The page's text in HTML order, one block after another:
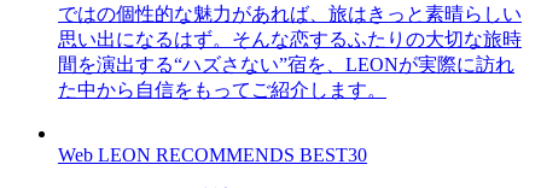
ではの個性的な魅力があれば、旅はきっと素晴らしい
思い出になるはず。そんな恋するふたりの大切な旅時
間を演出する“ハズさない”宿を、LEONが実際に訪れ
た中から自信をもってご紹介します。
Web LEON RECOMMENDS BEST30